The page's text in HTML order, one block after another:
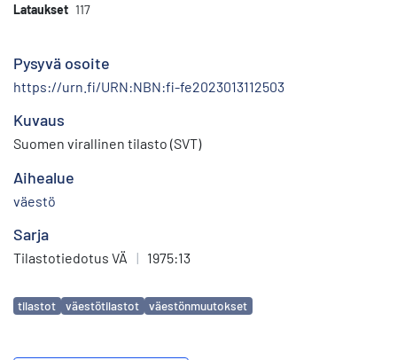
Lataukset 117
Pysyvä osoite
https://urn.fi/URN:NBN:fi-fe2023013112503
Kuvaus
Suomen virallinen tilasto (SVT)
Aihealue
väestö
Sarja
Tilastotiedotus VÄ | 1975:13
Avainsanat
tilastot väestötilastot väestönmuutokset